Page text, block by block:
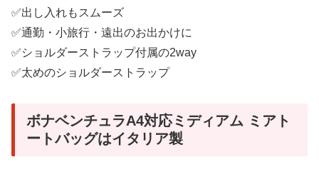
✅出し入れもスムーズ
✅通勤・小旅行・遠出のお出かけに
✅ショルダーストラップ付属の2way
✅太めのショルダーストラップ
ボナベンチュラA4対応ミディアム ミアト
ートバッグはイタリア製